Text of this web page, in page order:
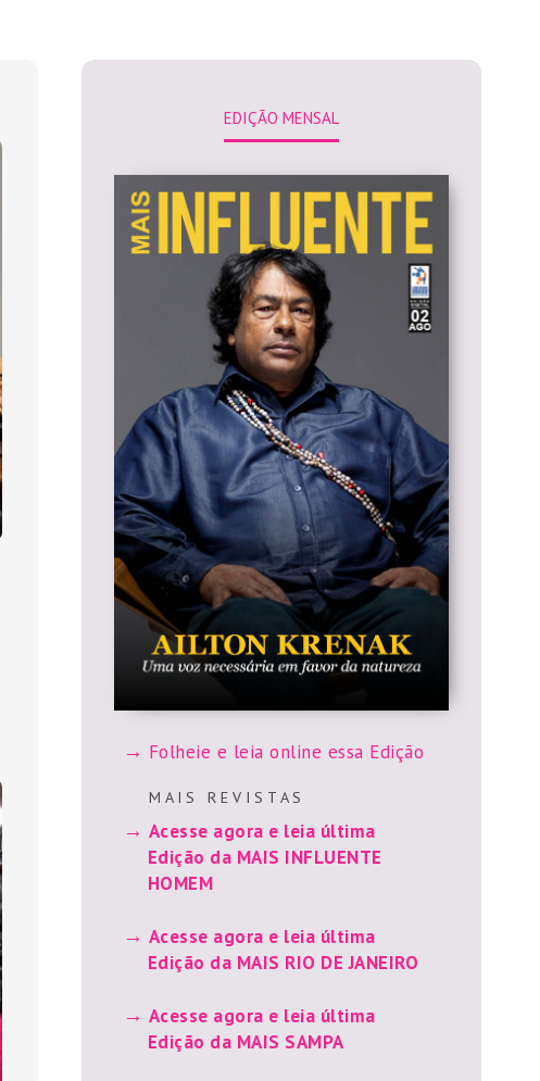
EDIÇÃO MENSAL
Folheie e leia online essa Edição
M A I S R E V I S T A S
Acesse agora e leia última
Edição da MAIS INFLUENTE
HOMEM
Acesse agora e leia última
Edição da MAIS RIO DE JANEIRO
Acesse agora e leia última
Edição da MAIS SAMPA